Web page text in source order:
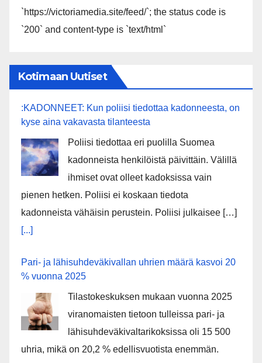
`https://victoriamedia.site/feed/`; the status code is
`200` and content-type is `text/html`
Kotimaan Uutiset
:KADONNEET: Kun poliisi tiedottaa kadonneesta, on
kyse aina vakavasta tilanteesta
Poliisi tiedottaa eri puolilla Suomea
kadonneista henkilöistä päivittäin. Välillä
ihmiset ovat olleet kadoksissa vain
pienen hetken. Poliisi ei koskaan tiedota
kadonneista vähäisin perustein. Poliisi julkaisee […]
[...]
Pari- ja lähisuhdeväkivallan uhrien määrä kasvoi 20
% vuonna 2025
Tilastokeskuksen mukaan vuonna 2025
viranomaisten tietoon tulleissa pari- ja
lähisuhdeväkivaltarikoksissa oli 15 500
uhria, mikä on 20,2 % edellisvuotista enemmän.